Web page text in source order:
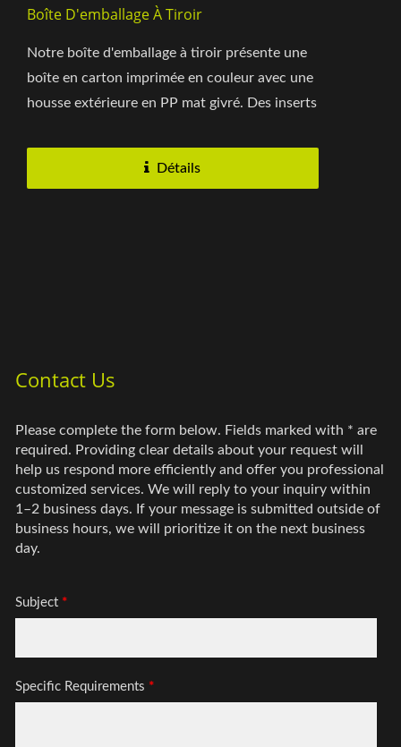
Boîte D'emballage À Tiroir
Notre boîte d'emballage à tiroir présente une
boîte en carton imprimée en couleur avec une
housse extérieure en PP mat givré. Des inserts
Détails